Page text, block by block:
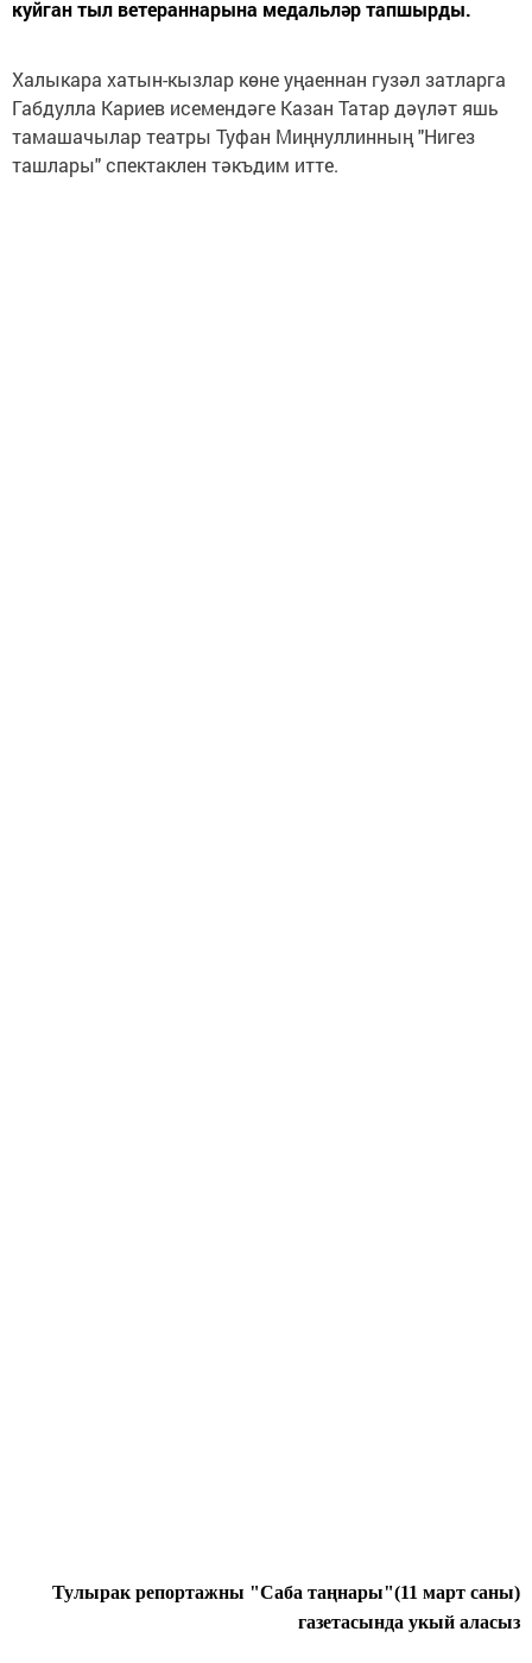
куйган тыл ветераннарына медальләр тапшырды.
Халыкара хатын-кызлар көне уңаеннан гузәл затларга
Габдулла Кариев исемендәге Казан Татар дәүләт яшь
тамашачылар театры Туфан Миңнуллинның "Нигез
ташлары" спектаклен тәкъдим итте.
Тулырак репортажны "Саба таңнары"(11 март саны)
газетасында укый аласыз